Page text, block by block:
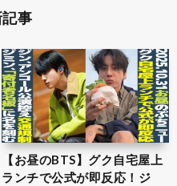
事
【お昼のBTS】グク自宅屋上
ランチで公式が即反応！ジ